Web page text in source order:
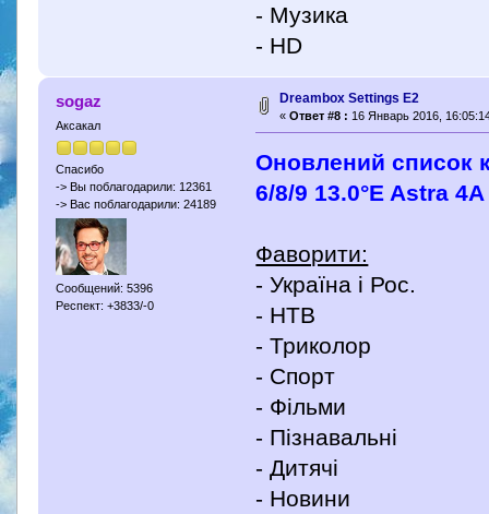
- Музика
- HD
sogaz
Аксакал
Спасибо
-> Вы поблагодарили: 12361
-> Вас поблагодарили: 24189
Сообщений: 5396
Респект: +3833/-0
Dreambox Settings E2
« Ответ #8 : 16 Январь 2016,
Оновлений список
6/8/9 13.0°E Astra
Фаворити:
- Україна і Рос.
- НТВ
- Триколор
- Спорт
- Фільми
- Пізнавальні
- Дитячі
- Новини